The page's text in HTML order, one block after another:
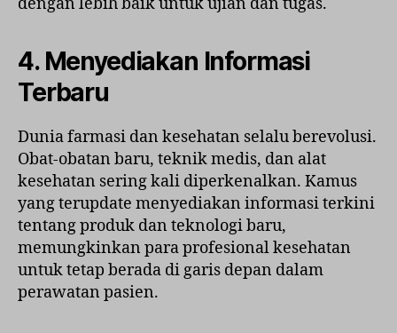
4. Menyediakan Informasi
Terbaru
Dunia farmasi dan kesehatan selalu berevolusi.
Obat-obatan baru, teknik medis, dan alat
kesehatan sering kali diperkenalkan. Kamus
yang terupdate menyediakan informasi terkini
tentang produk dan teknologi baru,
memungkinkan para profesional kesehatan
untuk tetap berada di garis depan dalam
perawatan pasien.